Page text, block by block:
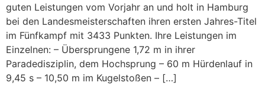
guten Leistungen vom Vorjahr an und holt in Hamburg
bei den Landesmeisterschaften ihren ersten Jahres-Titel
im Fünfkampf mit 3433 Punkten. Ihre Leistungen im
Einzelnen: – Übersprungene 1,72 m in ihrer
Paradedisziplin, dem Hochsprung – 60 m Hürdenlauf in
9,45 s – 10,50 m im Kugelstoßen – […]